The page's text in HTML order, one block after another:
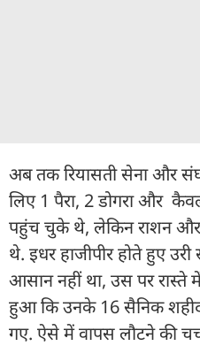
अब तक रियासती सेना और
लिए 1 पैरा, 2 डोगरा और
पहुंच चुके थे, लेकिन राशन और
थे. इधर हाजीपीर होते हुए
आसान नहीं था, उस पर रास्ते
हुआ कि उनके 16 सैनिक
गए. ऐसे में वापस लौटने की